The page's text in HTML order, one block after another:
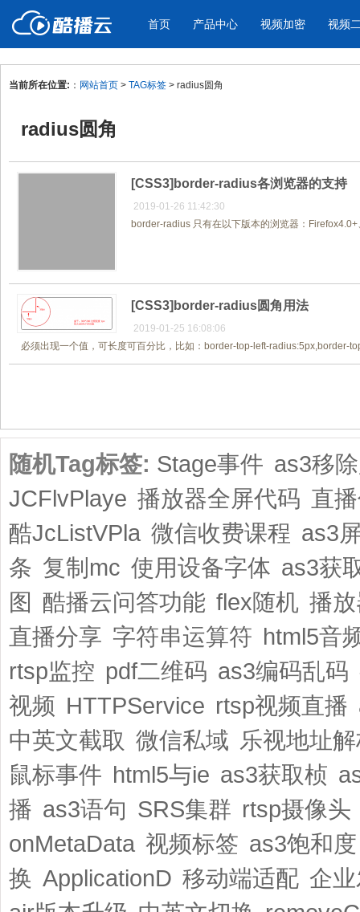
首页 产品中心
产品与新功能
教学课程全终端视频加密
防下载/防盗录/防录屏/防篡改
免费稳定无广
帮助企业视频
视频加密 视频
应用场景
色
内容
当前所在位置: ： 网站首页 > TAG标签 > radius圆角
radius圆角
[CSS3]border-radius各浏览器的支持
2019-01-26 11:42:30
border-radius 只有在以下版本的浏览器：
[CSS3]border-radius圆角用法
2019-01-25 16:08:06
必须出现一个值，可长度可百分比，比如：border-top-left-radius:5px,border-
随机Tag标签: Stage事件 as3移
JCFlvPlaye 播放器全屏代码 直
酷JcListVPla 微信收费课程 as3
条 复制mc 使用设备字体 as3获
图 酷播云问答功能 flex随机 播
直播分享 字符串运算符 html5音
rtsp监控 pdf二维码 as3编码乱码
视频 HTTPService rtsp视频直播
中英文截取 微信私域 乐视地址
鼠标事件 html5与ie as3获取桢
播 as3语句 SRS集群 rtsp摄像头
onMetaData 视频标签 as3饱和度
换 ApplicationD 移动端适配 企